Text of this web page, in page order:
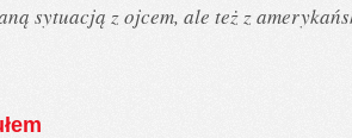
sytuacją z ojcem, ale też z